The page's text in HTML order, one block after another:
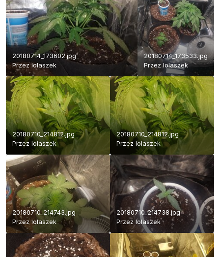
20180714_173602.jpg
Przezlolaszek
20180714_173533.jpg
Przezlolaszek
20180710_214812.jpg
Przez lolaszek
20180710_214812.jpg
Przez lolaszek
20180710_214743.jpg
Przezlolaszek
20180710_214738.jpg
Przezlolaszek